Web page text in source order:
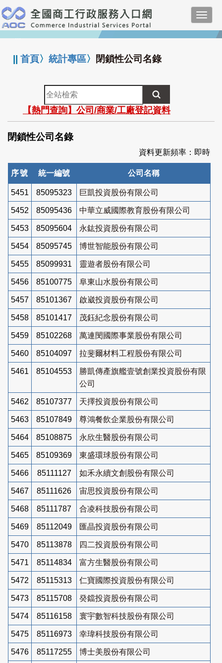
跳
到
主
要
:::
||首頁〉統計專區〉 閉鎖性公司名錄
全
站
檢
索
【熱門查詢】公司/商業/工廠登記資料
閉鎖性公司名錄
資料更新頻率：即時
序號 統一編號 公司名稱
5451 85095323 巨凱投資股份有限公司
5452 85095436 中華立威國際教育股份有限公司
5453 85095604 永鈜投資股份有限公司
5454 85095745 博世智能股份有限公司
5455 85099931 靈遊者股份有限公司
5456 85100775 阜東山水股份有限公司
5457 85101367 啟崴投資股份有限公司
5458 85101417 茂鈺紀念股份有限公司
5459 85102268 萬連閔國際事業股份有限公司
5460 85104097 拉斐爾材料工程股份有限公司
5461 85104553
勝凱傳產旗艦壹號創業投資股份有限
公司
5462 85107377 天擇投資股份有限公司
5463 85107849 尊鴻餐飲企業股份有限公司
5464 85108875 永欣生醫股份有限公司
5465 85109369 東盛環球股份有限公司
5466 85111127 如禾永續文創股份有限公司
5467 85111626 宙思投資股份有限公司
5468 85111787 合凌科技股份有限公司
5469 85112049 匯晶投資股份有限公司
5470 85113878 四二投資股份有限公司
5471 85114834 富方生醫股份有限公司
5472 85115313 仁寶國際投資股份有限公司
5473 85115708 癸鐺投資股份有限公司
5474 85116158 寰宇數智科技股份有限公司
5475 85116973 幸瑋科技股份有限公司
5476 85117255 博士美股份有限公司